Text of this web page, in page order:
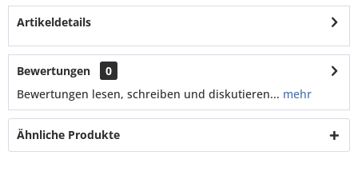
Artikeldetails
Bewertungen
0
Bewertungen lesen, schreiben und diskutieren... mehr
Ähnliche Produkte